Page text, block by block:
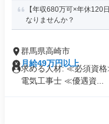
【年収680万可×年休120
なりませんか？
群馬県高崎市
月給49万円以上
求める人材: ≪必須資
電気工事士 ≪優遇資...